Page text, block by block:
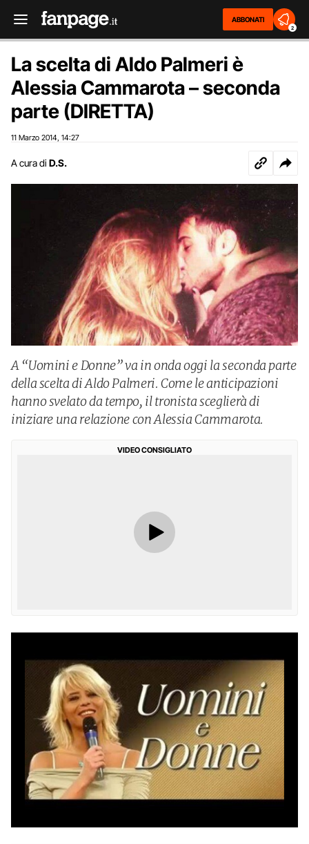
ABBONATI
2
La scelta di Aldo Palmeri è
Alessia Cammarota – seconda
parte (DIRETTA)
11 Marzo 2014 14:27
A cura di D.S.
A “Uomini e Donne” va in onda oggi la seconda parte
della scelta di Aldo Palmeri. Come le anticipazioni
hanno svelato da tempo, il tronista sceglierà di
iniziare una relazione con Alessia Cammarota.
VIDEO CONSIGLIATO